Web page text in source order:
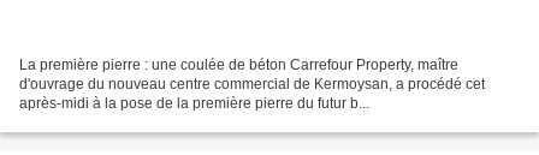
La première pierre : une coulée de béton Carrefour Property, maître
d'ouvrage du nouveau centre commercial de Kermoysan, a procédé cet
après-midi à la pose de la première pierre du futur b...